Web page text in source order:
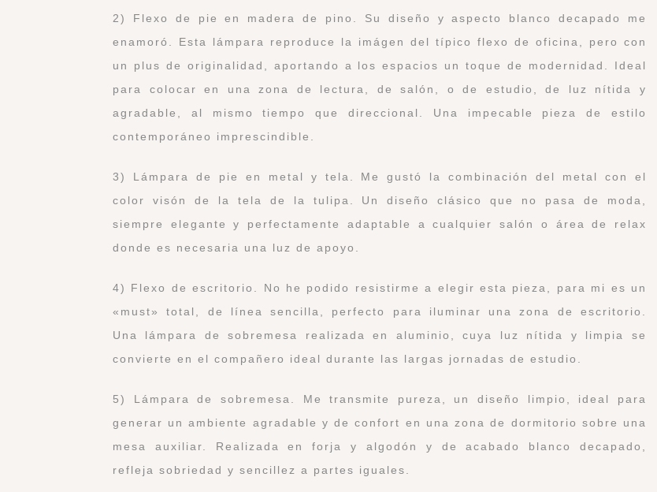
2) Flexo de pie en madera de pino. Su diseño y aspecto blanco decapado me
enamoró. Esta lámpara reproduce la imágen del típico flexo de oficina, pero con
un plus de originalidad, aportando a los espacios un toque de modernidad. Ideal
para colocar en una zona de lectura, de salón, o de estudio, de luz nítida y
agradable, al mismo tiempo que direccional. Una impecable pieza de estilo
contemporáneo imprescindible.
3) Lámpara de pie en metal y tela. Me gustó la combinación del metal con el
color visón de la tela de la tulipa. Un diseño clásico que no pasa de moda,
siempre elegante y perfectamente adaptable a cualquier salón o área de relax
donde es necesaria una luz de apoyo.
4) Flexo de escritorio. No he podido resistirme a elegir esta pieza, para mi es un
«must» total, de línea sencilla, perfecto para iluminar una zona de escritorio.
Una lámpara de sobremesa realizada en aluminio, cuya luz nítida y limpia se
convierte en el compañero ideal durante las largas jornadas de estudio.
5) Lámpara de sobremesa. Me transmite pureza, un diseño limpio, ideal para
generar un ambiente agradable y de confort en una zona de dormitorio sobre una
mesa auxiliar. Realizada en forja y algodón y de acabado blanco decapado,
refleja sobriedad y sencillez a partes iguales.